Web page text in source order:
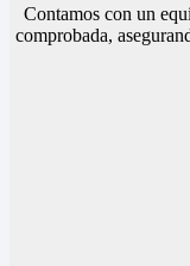
Contamos con un
comprobada,